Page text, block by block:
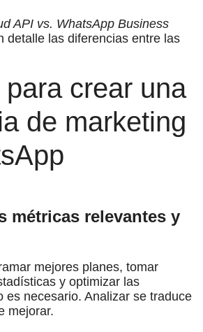
API vs. WhatsApp Business
detalle las diferencias entre las
crear una
de marketing
métricas relevantes y
mejores planes, tomar
y optimizar las
es necesario. Analizar se traduce
mejorar.